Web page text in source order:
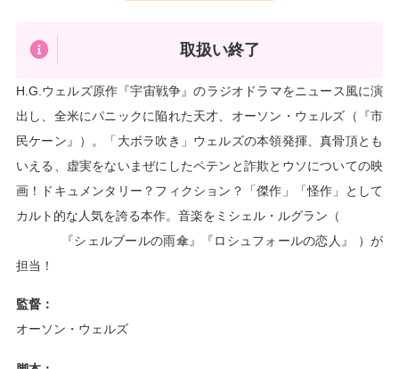
取扱い終了
H.G.ウェルズ原作『宇宙戦争』のラジオドラマをニュース風に演
出し、全米にパニックに陥れた天才、オーソン・ウェルズ（『市
民ケーン』）。「大ボラ吹き」ウェルズの本領発揮、真骨頂とも
いえる、虚実をないまぜにしたペテンと詐欺とウソについての映
画！ドキュメンタリー？フィクション？「傑作」「怪作」として
カルト的な人気を誇る本作。音楽をミシェル・ルグラン（
担当！
監督：
オーソン・ウェルズ